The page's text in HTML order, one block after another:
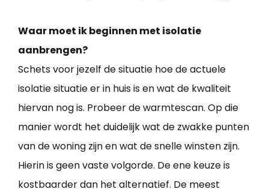
Waar moet ik beginnen met isolatie
aanbrengen?
Schets voor jezelf de situatie hoe de actuele
isolatie situatie er in huis is en wat de kwaliteit
hiervan nog is. Probeer de warmtescan. Op die
manier wordt het duidelijk wat de zwakke punten
van de woning zijn en wat de snelle winsten zijn.
Hierin is geen vaste volgorde. De ene keuze is
kostbaarder dan het alternatief. De meest